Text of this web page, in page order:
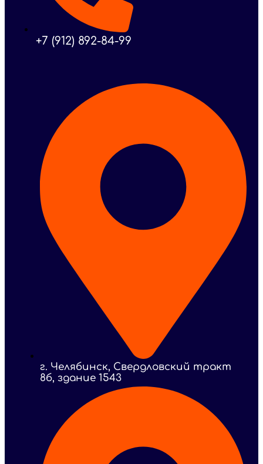
+7 (912) 892-84-99
г. Челябинск, Свердловский тракт
8б, здание 1543